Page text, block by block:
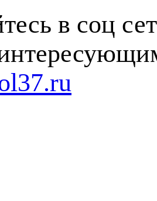
в соц